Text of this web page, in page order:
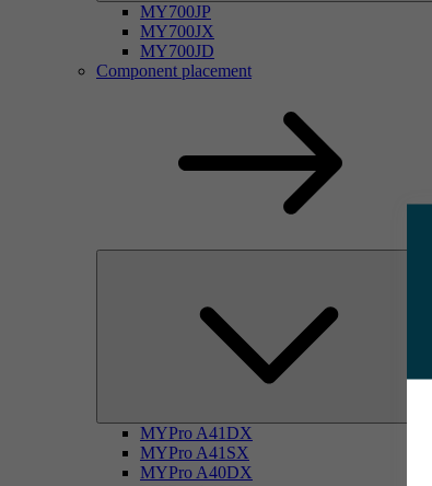
MY700JP
MY700JX
MY700JD
Component placement
MYPro A41DX
MYPro A41SX
MYPro A40DX